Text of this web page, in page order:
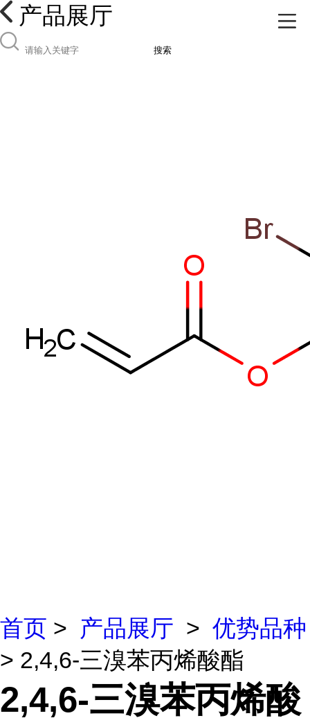
产品展厅
搜索
首页 > 产品展厅 > 优势品种
> 2,4,6-三溴苯丙烯酸酯
2,4,6-三溴苯丙烯酸